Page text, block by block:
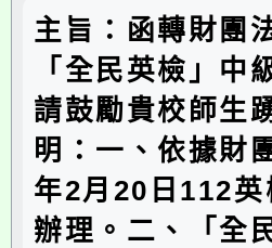
主旨：函轉財團
「全民英檢」中
請鼓勵貴校師生
明：一、依據財
年2月20日112
辦理。二、「全